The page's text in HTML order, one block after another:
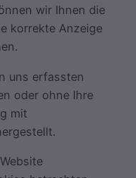
wir Ihnen die
korrekte Anzeige
uns erfassten
oder ohne Ihre
mit